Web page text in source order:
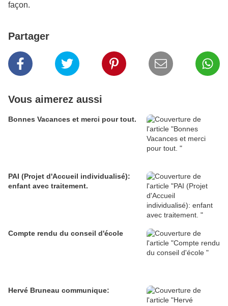
façon.
Partager
Vous aimerez aussi
Bonnes Vacances et merci pour tout.
PAI (Projet d'Accueil individualisé):
enfant avec traitement.
Compte rendu du conseil d'école
Hervé Bruneau communique: